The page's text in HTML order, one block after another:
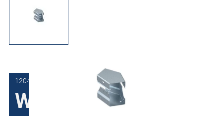
1204-0306-13-00
Winkelstück